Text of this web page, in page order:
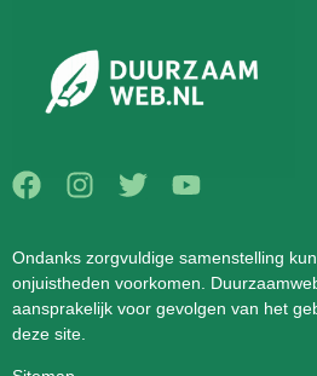
Ondanks zorgvuldige samenstelling
onjuistheden voorkomen.
aansprakelijk voor gevolgen van het
deze site.